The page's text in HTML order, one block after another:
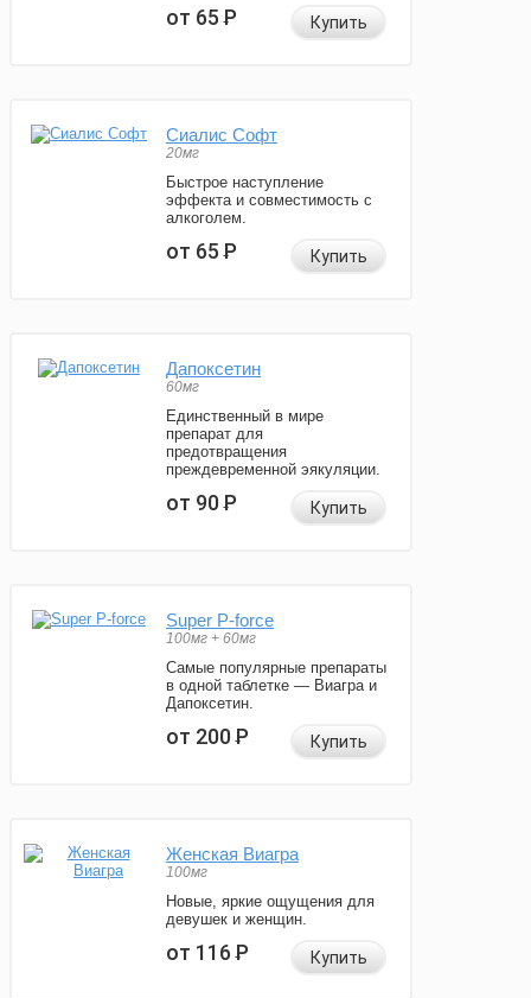
от 65Р Купить
Сиалис Софт
20мг
Быстрое наступление
эффекта и совместимость с
алкоголем.
от 65Р Купить
Дапоксетин
60мг
Единственный в мире
препарат для
предотвращения
преждевременной эякуляции.
от 90Р Купить
Super P-force
100мг + 60мг
Самые популярные препараты
в одной таблетке — Виагра и
Дапоксетин.
от 200Р Купить
Женская Виагра
100мг
Новые, яркие ощущения для
девушек и женщин.
от 116Р Купить